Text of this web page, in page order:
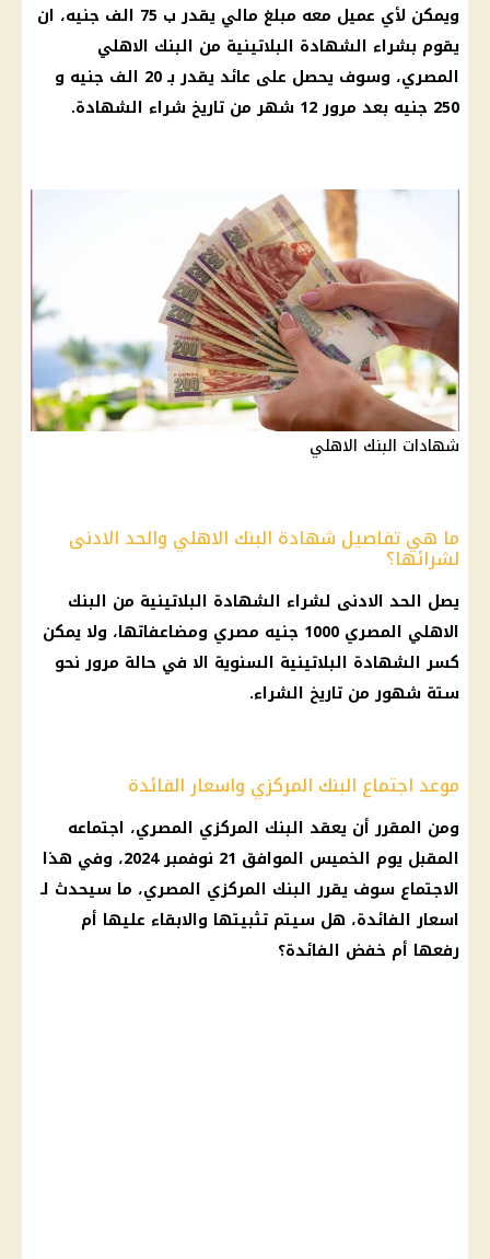
ويمكن لأي عميل معه مبلغ مالي يقدر ب 75 الف جنيه، ان
يقوم بشراء الشهادة البلاتينية من البنك الاهلي
المصري، وسوف يحصل على عائد
يقدر بـ 20 الف جنيه و
250 جنيه بعد مرور 12 شهر من
تاريخ شراء الشهادة.
شهادات البنك الاهلي
ما هي تفاصيل شهادة البنك الاهلي والحد الادنى
لشرائها؟
يصل الحد الادنى لشراء الشهادة البلاتينية من البنك
الاهلي المصري
جنيه مصري ومضاعفاتها، ولا يمكن
كسرالشهادة البلاتينية السنوية الا في حالة مرور نحو
ستة شهور من تاريخ الشراء.
موعد اجتماع البنك المركزي واسعار الفائدة
ومن المقرر أن يعقد البنك المركزي المصري، اجتماعه
المقبل يوم الخميس الموافق 21 نوفمبر 2024، وفي هذا
الاجتماع سوف يقررالبنك المركزي المصري، ما سيحدث لـ
اسعار الفائدة، هل سيتم تثبيتها والابقاء عليها أم
رفعها أم خفض الفائدة؟